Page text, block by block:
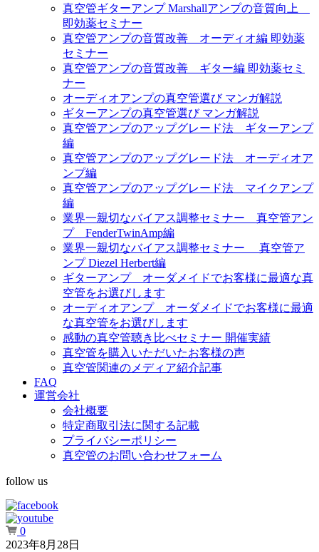
真空管ギターアンプ Marshallアンプの音質向上
即効薬セミナー
真空管アンプの音質改善 オーディオ編 即効薬
セミナー
真空管アンプの音質改善 ギター編 即効薬セミ
ナー
オーディオアンプの真空管選び マンガ解説
ギターアンプの真空管選び マンガ解説
真空管アンプのアップグレード法 ギターアンプ
編
真空管アンプのアップグレード法 オーディオア
ンプ編
真空管アンプのアップグレード法 マイクアンプ
編
業界一親切なバイアス調整セミナー 真空管アン
プ FenderTwinAmp編
業界一親切なバイアス調整セミナー 真空管ア
ンプ Diezel Herbert編
ギターアンプ オーダメイドでお客様に最適な真
空管をお選びします
オーディオアンプ オーダメイドでお客様に最適
な真空管をお選びします
感動の真空管聴き比べセミナー 開催実績
真空管を購入いただいたお客様の声
真空管関連のメディア紹介記事
FAQ
運営会社
会社概要
特定商取引法に関する記載
プライバシーポリシー
真空管のお問い合わせフォーム
follow us
0
2023年8月28日